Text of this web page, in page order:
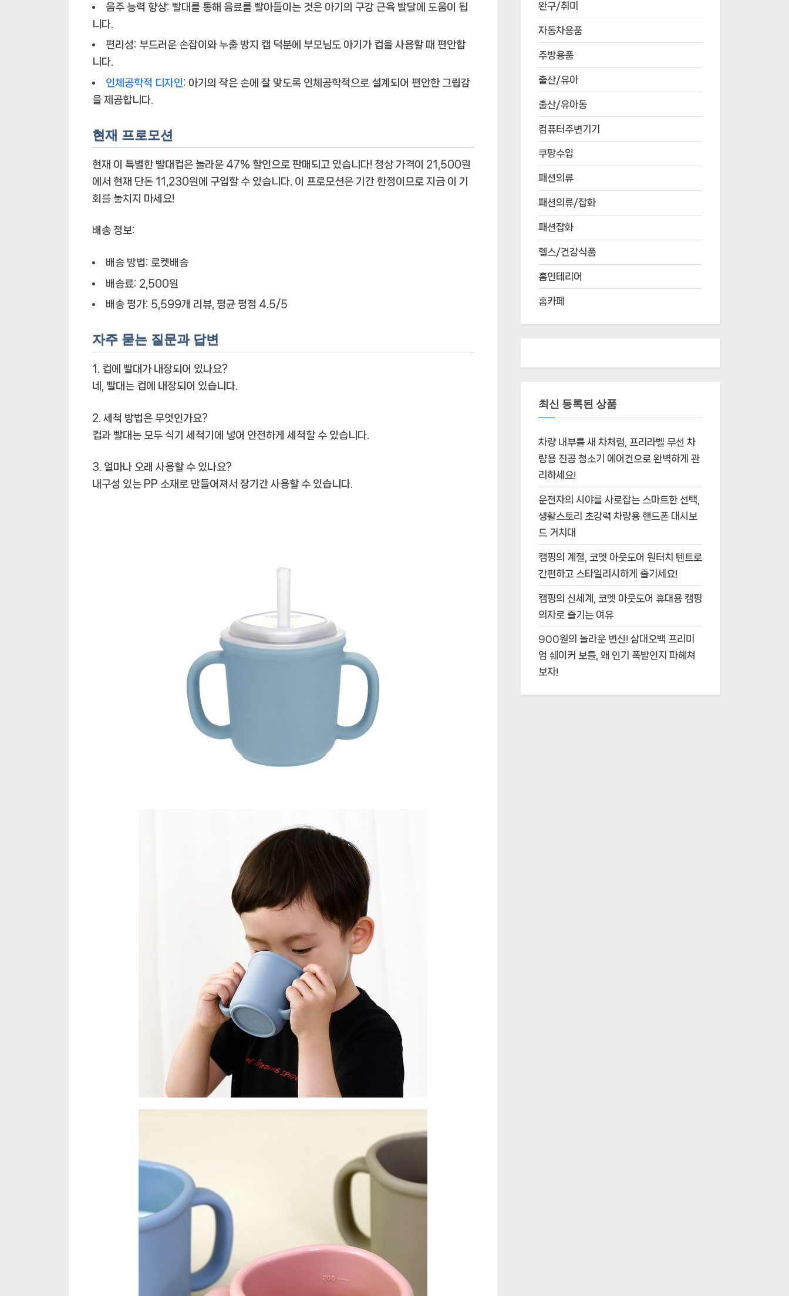
음주 능력 향상: 빨대를 통해 음료를 빨아들이는 것은 아기의 구강 근육 발달에 도움이 됩
니다.
편리성: 부드러운 손잡이와 누출 방지 캡 덕분에 부모님도 아기가 컵을 사용할 때 편안합
니다.
인체공학적 디자인: 아기의 작은 손에 잘 맞도록 인체공학적으로 설계되어 편안한 그립감
을 제공합니다.
현재 프로모션
현재 이 특별한 빨대컵은 놀라운 47% 할인 으로 판매되고 있습니다! 정상 가격이 21,500원
에서 현재 단돈 11,230원에 구입할 수 있습니다. 이 프로모션은 기간 한정이므로 지금 이 기
회를 놓치지 마세요!
배송 정보:
배송 방법: 로켓배송
배송료: 2,500원
배송 평가: 5,599개 리뷰, 평균 평점 4.5/5
자주 묻는 질문과 답변
1. 컵에 빨대가 내장되어 있나요?
네, 빨대는 컵에 내장되어 있습니다.
2. 세척 방법은 무엇인가요?
컵과 빨대는 모두 식기 세척기에 넣어 안전하게 세척할 수 있습니다.
3. 얼마나 오래 사용할 수 있나요?
내구성 있는 PP 소재로 만들어져서 장기간 사용할 수 있습니다.
완구/취미
자동차용품
주방용품
출산/유아
출산/유아동
컴퓨터주변기기
쿠팡수입
패션의류
패션의류/잡화
패션잡화
헬스/건강식품
홈인테리어
홈카페
최신 등록된 상품
차량 내부를 새 차처럼, 프리라벨 무선 차
량용 진공 청소기 에어건으로 완벽하게 관
리하세요!
운전자의 시야를 사로잡는 스마트한 선택,
생활스토리 초강력 차량용 핸드폰 대시보
드 거치대
캠핑의 계절, 코멧 아웃도어 원터치 텐트로
간편하고 스타일리시하게 즐기세요!
캠핑의 신세계, 코멧 아웃도어 휴대용 캠핑
의자로 즐기는 여유
900원의 놀라운 변신! 삼대오백 프리미
엄 쉐이커 보틀, 왜 인기 폭발인지 파헤쳐
보자!